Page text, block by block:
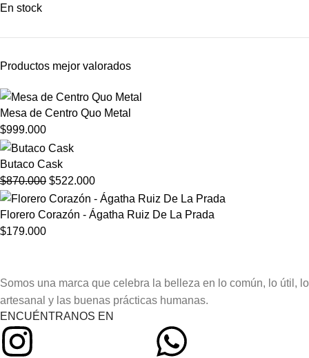
En stock
Productos mejor valorados
Mesa de Centro Quo Metal
$999.000
Butaco Cask
$870.000 $522.000
Florero Corazón - Ágatha Ruiz De La Prada
$179.000
Somos una marca que celebra la belleza en lo común, lo útil, lo
artesanal y las buenas prácticas humanas.
ENCUÉNTRANOS EN